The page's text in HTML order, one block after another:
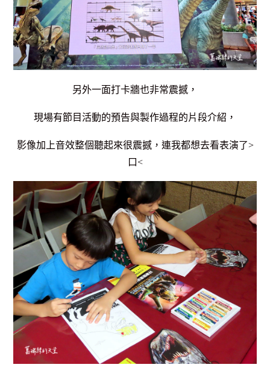
另外一面打卡牆也非常震撼，
現場有節目活動的預告與製作過程的片段介紹，
影像加上音效整個聽起來很震撼，連我都想去看表演了>
口<